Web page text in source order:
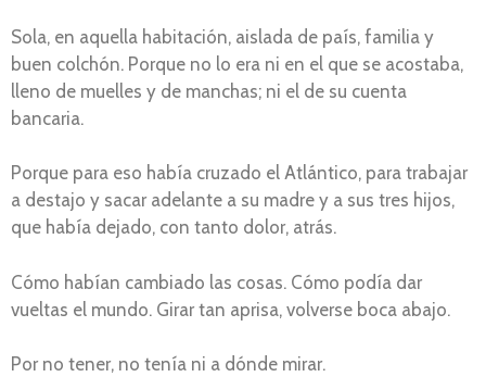
Sola, en aquella habitación, aislada de país, familia y
buen colchón. Porque no lo era ni en el que se acostaba,
lleno de muelles y de manchas; ni el de su cuenta
bancaria.
Porque para eso había cruzado el Atlántico, para trabajar
a destajo y sacar adelante a su madre y a sus tres hijos,
que había dejado, con tanto dolor, atrás.
Cómo habían cambiado las cosas. Cómo podía dar
vueltas el mundo. Girar tan aprisa, volverse boca abajo.
Por no tener, no tenía ni a dónde mirar.